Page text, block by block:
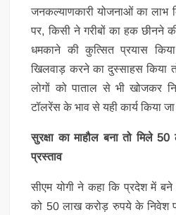
जनकल्याणकारी योजनाओं का लाभ
पर, किसी ने गरीबों का हक छीनने
धमकाने की कुत्सित प्रयास
खिलवाड़ करने का दुस्साहस किया
लोगों को पाताल से भी खोजकर
टॉलरेंस के भाव से यही कार्य किया जा
सुरक्षा का माहौल बना तो मिले
प्रस्ताव
सीएम योगी ने कहा कि प्रदेश में
को 50 लाख करोड़ रुपये के निवेश